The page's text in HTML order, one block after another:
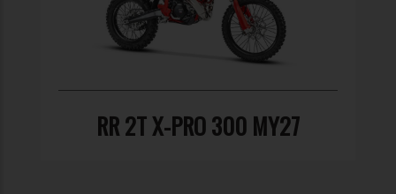
RR 2T X-PRO 300 MY27